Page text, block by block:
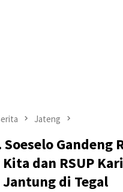
Jateng
Soeselo Gandeng
Kita dan RSUP
Jantung di Tegal